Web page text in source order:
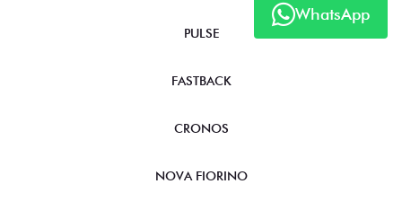
WhatsApp
PULSE
FASTBACK
CRONOS
NOVA FIORINO